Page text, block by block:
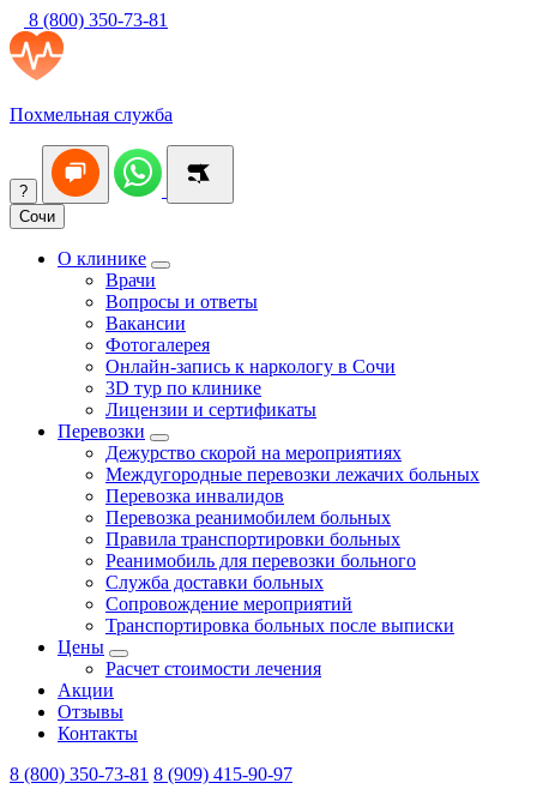
8 (800) 350-73-81
Похмельная служба
?
Сочи
О клинике
Врачи
Вопросы и ответы
Вакансии
Фотогалерея
Онлайн-запись к наркологу в Сочи
3D тур по клинике
Лицензии и сертификаты
Перевозки
Дежурство скорой на мероприятиях
Междугородные перевозки лежачих больных
Перевозка инвалидов
Перевозка реанимобилем больных
Правила транспортировки больных
Реанимобиль для перевозки больного
Служба доставки больных
Сопровождение мероприятий
Транспортировка больных после выписки
Цены
Расчет стоимости лечения
Акции
Отзывы
Контакты
8 (800) 350-73-81 8 (909) 415-90-97